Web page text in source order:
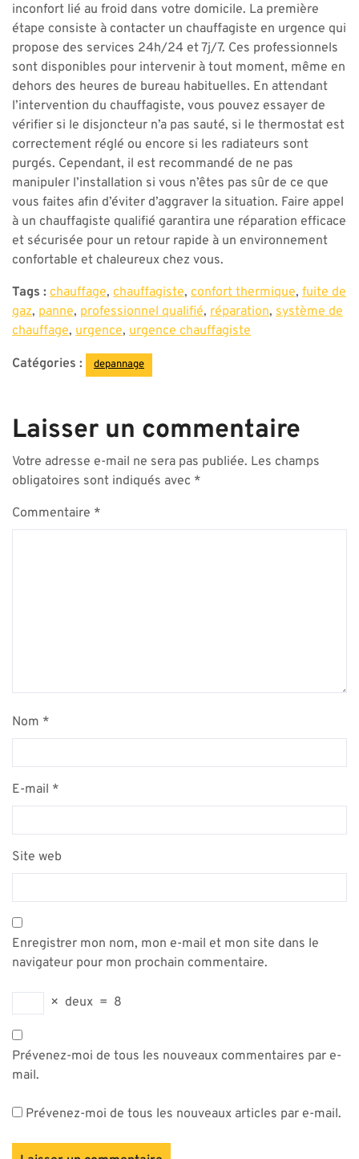
inconfort lié au froid dans votre domicile. La première
étape consiste à contacter un chauffagiste en urgence qui
propose des services 24h/24 et 7j/7. Ces professionnels
sont disponibles pour intervenir à tout moment, même en
dehors des heures de bureau habituelles. En attendant
l’intervention du chauffagiste, vous pouvez essayer de
vérifier si le disjoncteur n’a pas sauté, si le thermostat est
correctement réglé ou encore si les radiateurs sont
purgés. Cependant, il est recommandé de ne pas
manipuler l’installation si vous n’êtes pas sûr de ce que
vous faites afin d’éviter d’aggraver la situation. Faire appel
à un chauffagiste qualifié garantira une réparation efficace
et sécurisée pour un retour rapide à un environnement
confortable et chaleureux chez vous.
Tags : chauffage, chauffagiste, confort thermique, fuite de
gaz, panne, professionnel qualifié, réparation, système de
chauffage, urgence, urgence chauffagiste
Catégories : depannage
Laisser un commentaire
Votre adresse e-mail ne sera pas publiée. Les champs
obligatoires sont indiqués avec *
Commentaire *
Nom *
E-mail *
Site web
Enregistrer mon nom, mon e-mail et mon site dans le
navigateur pour mon prochain commentaire.
× deux = 8
Prévenez-moi de tous les nouveaux commentaires par e-
mail.
Prévenez-moi de tous les nouveaux articles par e-mail.